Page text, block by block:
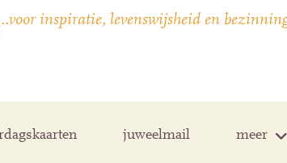
inspiratie, levenswijsheid en
juweelmail meer